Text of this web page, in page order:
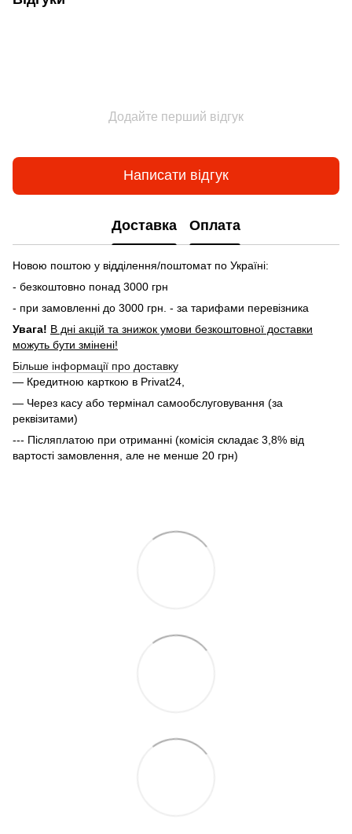
Додайте перший відгук
Написати відгук
Доставка Оплата
Новою поштою у відділення/поштомат по Україні:
- безкоштовно понад 3000 грн
- при замовленні до 3000 грн. - за тарифами перевізника
Увага! В дні акцій та знижок умови безкоштовної доставки
можуть бути змінені!
Більше інформації про доставку
— Кредитною карткою в Privat24,
— Через касу або термінал самообслуговування (за
реквізитами)
--- Післяплатою при отриманні (комісія складає 3,8% від
вартості замовлення, але не менше 20 грн)